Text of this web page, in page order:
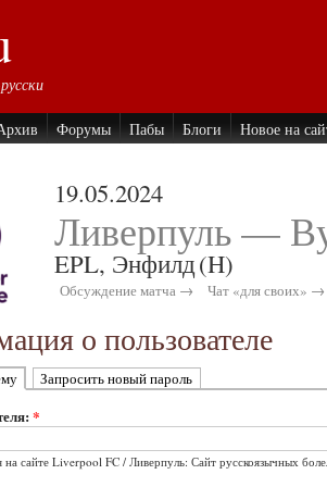
Форумы Пабы Блоги Новое на
19.05.2024
Ливерпуль —
EPL, Энфилд(H)
Обсуждение матча → Чат «для своих» →
о пользователе
Запросить новый пароль
*
сайте Liverpool FC / Ливерпуль: Сайт русскоязычных